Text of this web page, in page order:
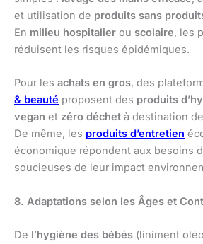
et utilisation de produits sans
En milieu hospitalier ou scolaire, les
réduisent les risques épidémiques.
Pour les achats en gros, des
& beauté proposent des produits
vegan et zéro déchet à destination
De même, les produits d’entretien
économique répondent aux besoins
soucieuses de leur impact
8. Adaptations selon les Âges et
De l’hygiène des bébés (liniment